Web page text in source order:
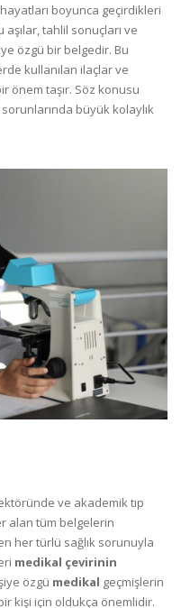
boyunca geçirdikleri
tahlil sonuçları ve
özgü bir belgedir. Bu
kullanılan ilaçlar ve
önem taşır. Söz konusu
büyük kolaylık
ve akademik tıp
alan tüm belgelerin
her türlü sağlık sorunuyla
medikal çevirinin
özgü medikal geçmişlerin
kişi için oldukça önemlidir.